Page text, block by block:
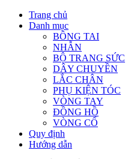
Skip
Trang chủ
Danh mục
BÔNG TAI
NHẪN
BỘ TRANG SỨC
DÂY CHUYỀN
LẮC CHÂN
PHỤ KIỆN TÓC
VÒNG TAY
ĐỒNG HỒ
VÒNG CỔ
Quy định
Hướng dẫn